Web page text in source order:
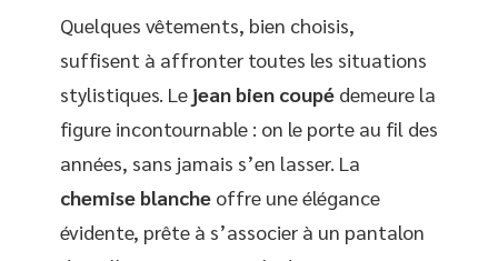
Quelques vêtements, bien choisis,
suffisent à affronter toutes les situations
stylistiques. Le jean bien coupé demeure la
figure incontournable : on le porte au fil des
années, sans jamais s’en lasser. La
chemise blanche offre une élégance
évidente, prête à s’associer à un pantalon